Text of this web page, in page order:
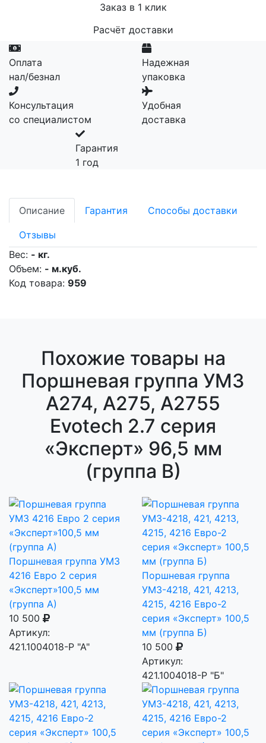
Заказ в 1 клик
Расчёт доставки
Оплата
нал/безнал
Надежная
упаковка
Консультация
со специалистом
Удобная
доставка
Гарантия
1 год
Описание Гарантия Способы доставки
Отзывы
Вес: - кг.
Объем: - м.куб.
Код товара: 959
Похожие товары на
Поршневая группа УМЗ
А274, А275, А2755
Evotech 2.7 серия
«Эксперт» 96,5 мм
(группа В)
Поршневая группа УМЗ
4216 Евро 2 серия
«Эксперт»100,5 мм
(группа А)
10 500
Артикул:
421.1004018-Р "А"
Поршневая группа
УМЗ-4218, 421, 4213,
4215, 4216 Евро-2
серия «Эксперт» 100,5
мм (группа Б)
10 500
Артикул:
421.1004018-Р "Б"